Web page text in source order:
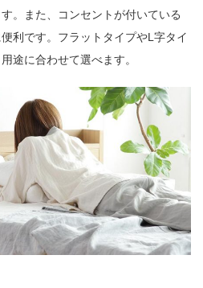
。また、コンセントが付いている
利です。フラットタイプやL字タイ
途に合わせて選べます。